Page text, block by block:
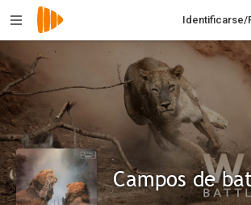
Identificarse/